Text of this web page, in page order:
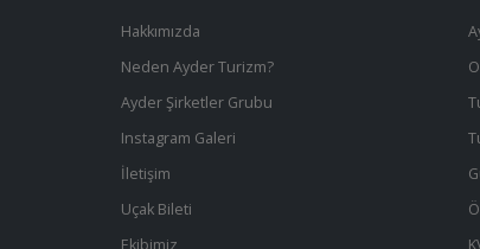
Hakkımızda
Neden Ayder Turizm?
Ayder Şirketler Grubu
Instagram Galeri
İletişim
Uçak Bileti
Ekibimiz